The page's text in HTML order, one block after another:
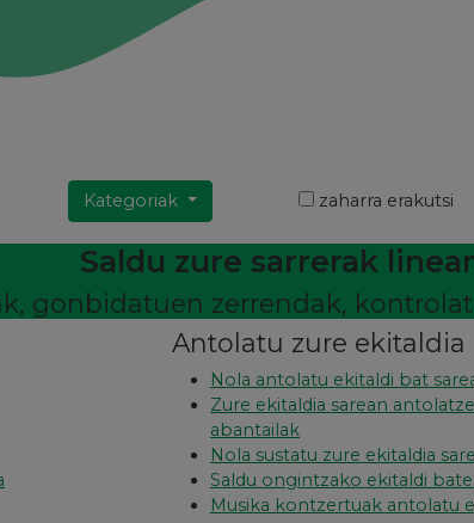
Kategoriak zaharra erakutsi
Saldu zure sarrerak
gonbidatuen zerrendak,
Antolatu zure ekitaldia
Nola antolatu ekitaldi bat
Zure ekitaldia sarean
abantailak
Nola sustatu zure ekitaldia
Saldu ongintzako ekitaldi
Musika kontzertuak antolatu